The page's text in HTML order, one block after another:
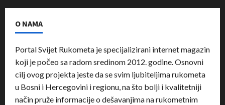
O NAMA
Portal Svijet Rukometa je specijalizirani internet magazin
koji je počeo sa radom sredinom 2012. godine. Osnovni
cilj ovog projekta jeste da se svim ljubiteljima rukometa
u Bosni i Hercegovini i regionu, na što bolji i kvalitetniji
način pruže informacije o dešavanjima na rukometnim